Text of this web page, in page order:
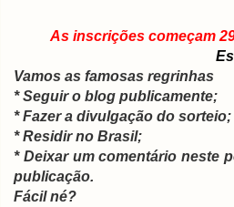
As inscrições começam
Vamos as famosas regrinhas
* Seguir o blog publicamente;
* Fazer a divulgação do sorteio;
* Residir no Brasil;
* Deixar um comentário neste
publicação.
Fácil né?